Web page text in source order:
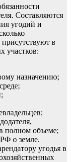
Составляются
угодий и
в
участков:
назначению;
полном объеме;
о земле.
угодья в